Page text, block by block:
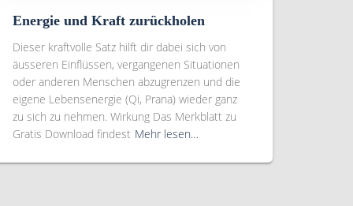
Energie und Kraft zurückholen
Dieser kraftvolle Satz hilft dir dabei sich von
äusseren Einflüssen, vergangenen Situationen
oder anderen Menschen abzugrenzen und die
eigene Lebensenergie (Qi, Prana) wieder ganz
zu sich zu nehmen. Wirkung Das Merkblatt zu
Gratis Download findest Mehr lesen…